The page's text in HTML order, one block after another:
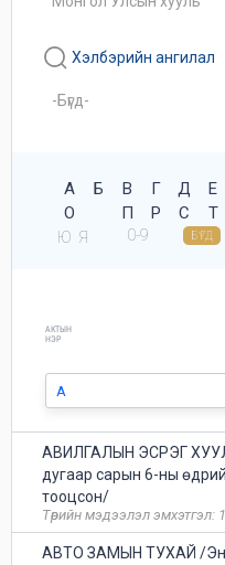
Хэлбэрийн ангилал
А Б В Г Д Е
О
П Р С Т
Ю Я 0-9 БҮГД
АКТЫН
НЭР
АВИЛГАЛЫН ЭСРЭГ
дугаар сарын 6-ны
тооцсон/
Төрийн мэдээлэл эмхэтгэл:
АВТО ЗАМЫН ТУХАЙ /Энэ